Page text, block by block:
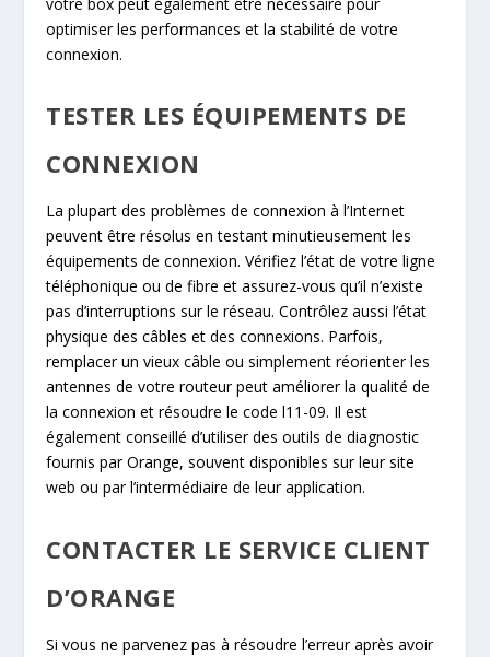
optimiser les performances et la stabilité de votre
connexion.
TESTER LES ÉQUIPEMENTS DE
CONNEXION
La plupart des problèmes de connexion à l’Internet
peuvent être résolus en testant minutieusement les
équipements de connexion. Vérifiez l’état de votre ligne
téléphonique ou de fibre et assurez-vous qu’il n’existe
pas d’interruptions sur le réseau. Contrôlez aussi l’état
physique des câbles et des connexions. Parfois,
remplacer un vieux câble ou simplement réorienter les
antennes de votre routeur peut améliorer la qualité de
la connexion et résoudre le code l11-09. Il est
également conseillé d’utiliser des outils de diagnostic
fournis par Orange, souvent disponibles sur leur site
web ou par l’intermédiaire de leur application.
CONTACTER LE SERVICE CLIENT
D’ORANGE
Si vous ne parvenez pas à résoudre l’erreur après avoir